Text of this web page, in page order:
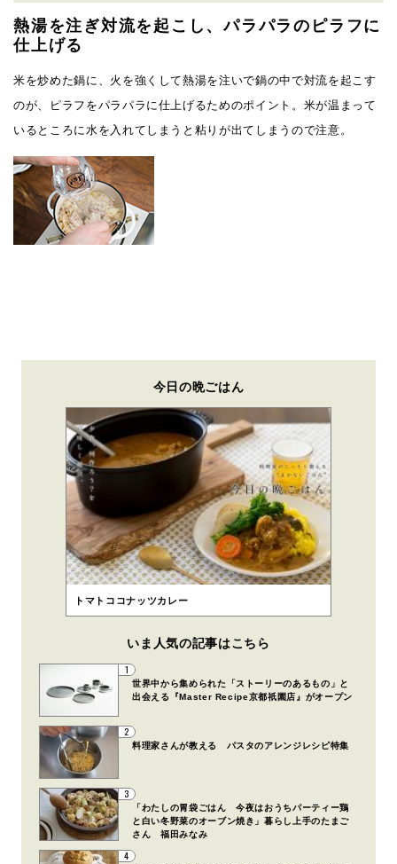
熱湯を注ぎ対流を起こし、パラパラのピラフに
仕上げる
米を炒めた鍋に、火を強くして熱湯を注いで鍋の中で対流を起こす
のが、ピラフをパラパラに仕上げるためのポイント。米が温まって
いるところに水を入れてしまうと粘りが出てしまうので注意。
今日の晩ごはん
トマトココナッツカレー
いま人気の記事はこちら
1
世界中から集められた「ストーリーのあるもの」と
出会える『Master Recipe京都祇園店』がオープン
2
料理家さんが教える パスタのアレンジレシピ特集
3
「わたしの胃袋ごはん 今夜はおうちパーティー鶏
と白い冬野菜のオーブン焼き」暮らし上手のたまご
さん 福田みなみ
4